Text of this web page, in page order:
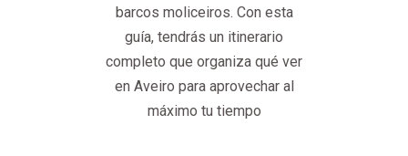
barcos moliceiros. Con esta
guía, tendrás un itinerario
completo que organiza qué ver
en Aveiro para aprovechar al
máximo tu tiempo